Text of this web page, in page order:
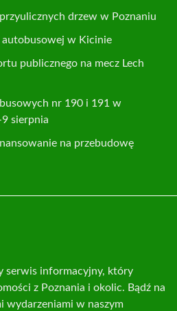
drzew w Poznaniu
w Kicinie
publicznego na mecz Lech
nr 190 i 191 w
sierpnia
na przebudowę
serwis informacyjny, który
z Poznania i okolic. Bądź na
wydarzeniami w naszym